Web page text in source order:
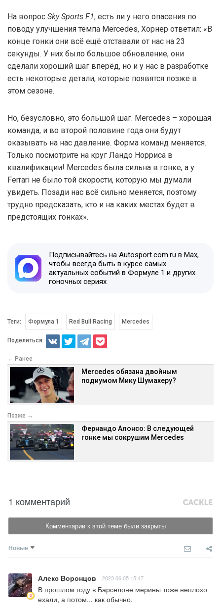
На вопрос Sky Sports F1, есть ли у него опасения по
поводу улучшения темпа Mercedes, Хорнер ответил: «В
конце гонки они всё ещё отставали от нас на 23
секунды. У них было большое обновление, они
сделали хороший шаг вперёд, но и у нас в разработке
есть некоторые детали, которые появятся позже в
этом сезоне.
Но, безусловно, это большой шаг. Mercedes – хорошая
команда, и во второй половине года они будут
оказывать на нас давление. Форма команд меняется.
Только посмотрите на круг Ландо Норриса в
квалификации! Mercedes была сильна в гонке, а у
Ferrari не было той скорости, которую мы думали
увидеть. Позади нас всё сильно меняется, поэтому
трудно предсказать, кто и на каких местах будет в
предстоящих гонках».
Подписывайтесь на Autosport.com.ru в Max,
чтобы всегда быть в курсе самых
актуальных событий в Формуле 1 и других
гоночных сериях
Теги: Формула 1 Red Bull Racing Mercedes
Поделиться:
← Ранее
Mercedes обязана двойным
подиумом Мику Шумахеру?
Позже →
Фернандо Алонсо: В следующей
гонке мы сокрушим Mercedes
1 комментарий
Комментарии к этой теме были закрыты
Новые
Алекс Воронцов 2023.06.05 15:47
В прошлом году в Барселоне мерины тоже неплохо
ехали, а потом... как обычно.